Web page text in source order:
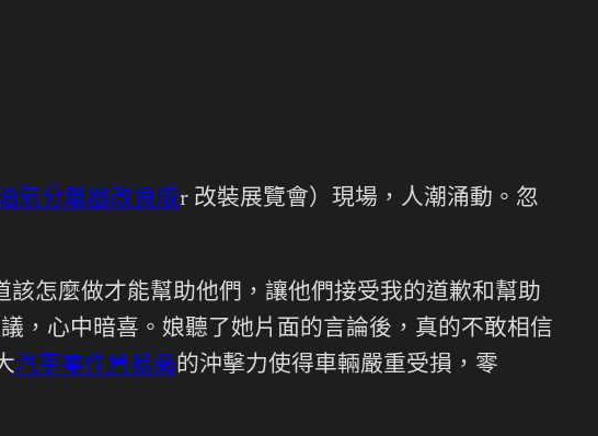
氣分離器改良版r 改裝展覽會）現場，人潮涌動。忽
該怎麼做才能幫助他們，讓他們接受我的道歉和幫助
，心中暗喜。娘聽了她片面的言論後，真的不敢相信
汽車零件貿易商的沖擊力使得車輛嚴重受損，零